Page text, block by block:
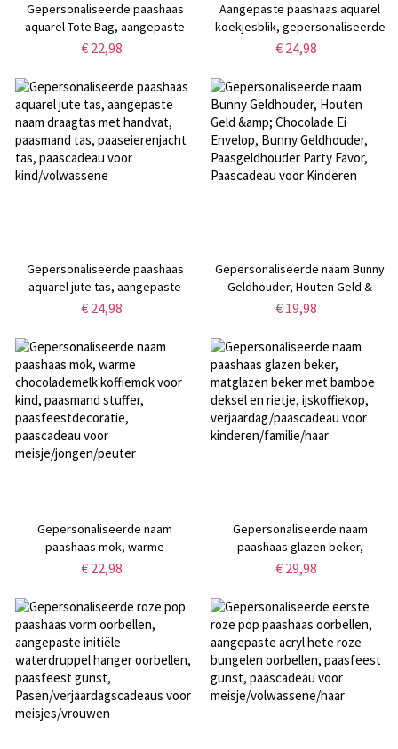
Gepersonaliseerde paashaas
aquarel Tote Bag, aangepaste
naam Canva Candy Gift Bag,
voor kind/peuter/dochter
€ 22,98
Aangepaste paashaas aquarel
koekjesblik, gepersonaliseerde
naam koekjesblik met deksel,
paasmandcadeaus, cadeaus
voor peuter/kind/familie
€ 24,98
Gepersonaliseerde paashaas
aquarel jute tas, aangepaste
naam draagtas met handvat,
tas, paascadeau voor
kind/volwassene
€ 24,98
Gepersonaliseerde naam Bunny
Geldhouder, Houten Geld &
Chocolade Ei Envelop, Bunny
Party Favor, Paascadeau voor
Kinderen
€ 19,98
Gepersonaliseerde naam
paashaas mok, warme
chocolademelk koffiemok voor
paasfeestdecoratie, paascadeau
voor meisje/jongen/peuter
€ 22,98
Gepersonaliseerde naam
paashaas glazen beker,
matglazen beker met bamboe
verjaardag/paascadeau voor
kinderen/familie/haar
€ 29,98